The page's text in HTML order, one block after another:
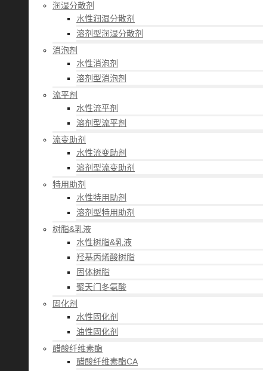
润湿分散剂
水性润湿分散剂
溶剂型润湿分散剂
消泡剂
水性消泡剂
溶剂型消泡剂
流平剂
水性流平剂
溶剂型流平剂
流变助剂
水性流变助剂
溶剂型流变助剂
特用助剂
水性特用助剂
溶剂型特用助剂
树脂&乳液
水性树脂&乳液
羟基丙烯酸树脂
固体树脂
聚天门冬氨酸
固化剂
水性固化剂
油性固化剂
醋酸纤维素酯
醋酸纤维素酯CA